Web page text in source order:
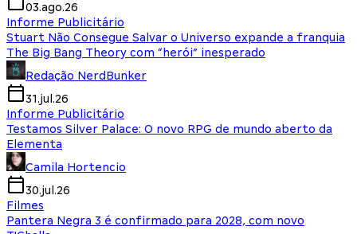
03.ago.26
Informe Publicitário
Stuart Não Consegue Salvar o Universo expande a franquia
The Big Bang Theory com “herói” inesperado
Redação NerdBunker
31.jul.26
Informe Publicitário
Testamos Silver Palace: O novo RPG de mundo aberto da
Elementa
Camila Hortencio
30.jul.26
Filmes
Pantera Negra 3 é confirmado para 2028, com novo